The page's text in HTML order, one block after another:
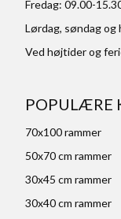
Fredag: 09.00-
Lørdag, søndag og
Ved højtider og
POPULÆRE
70x100 rammer
50x70 cm rammer
30x45 cm rammer
30x40 cm rammer